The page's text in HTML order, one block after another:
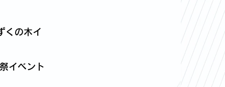
くの木イ
イベント